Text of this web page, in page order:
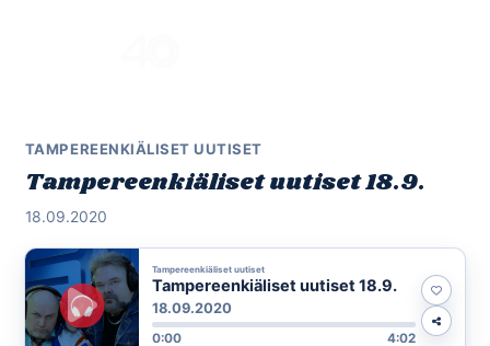
TAMPEREENKIÄLISET UUTISET
Tampereenkiäliset uutiset 18.9.
18.09.2020
Tampereenkiäliset uutiset
Tampereenkiäliset uutiset 18.9.
18.09.2020
0:00 4:02